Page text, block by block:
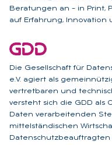
Beratungen an – in Print,
auf Erfahrung, Innovation
Die Gesellschaft für
e.V. agiert als
vertretbaren und
versteht sich die GDD als
Daten verarbeitenden
mittelständischen